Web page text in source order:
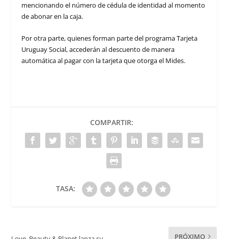
mencionando el número de cédula de identidad al momento
de abonar en la caja.
Por otra parte, quienes forman parte del programa Tarjeta
Uruguay Social, accederán al descuento de manera
automática al pagar con la tarjeta que otorga el Mides.
COMPARTIR:
TASA:
PRÓXIMO